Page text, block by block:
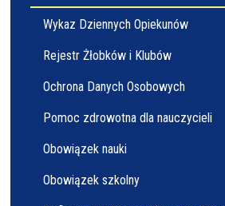
Wykaz Dziennych Opiekunów
Rejestr Żłobków i Klubów
Ochrona Danych Osobowych
Pomoc zdrowotna dla nauczycieli
Obowiązek nauki
Obowiązek szkolny